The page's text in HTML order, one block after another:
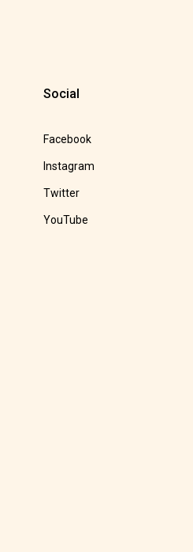
Social
Facebook
Instagram
Twitter
YouTube